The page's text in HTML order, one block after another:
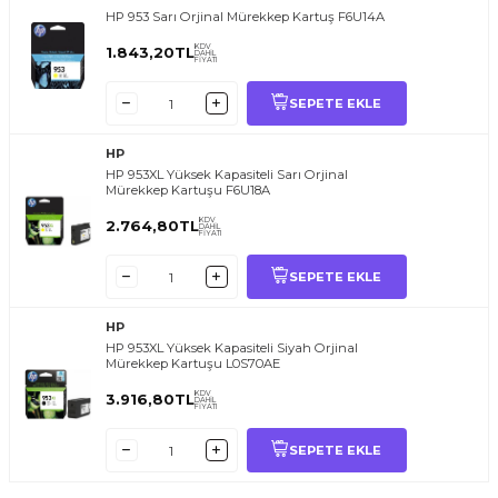
HP 953 Sarı Orjinal Mürekkep Kartuş F6U14A
1.843,20TLKDV
DAHİL
FİYATI
SEPETE EKLE
HP
HP 953XL Yüksek Kapasiteli Sarı Orjinal
Mürekkep Kartuşu F6U18A
2.764,80TLKDV
DAHİL
FİYATI
SEPETE EKLE
HP
HP 953XL Yüksek Kapasiteli Siyah Orjinal
Mürekkep Kartuşu L0S70AE
3.916,80TLKDV
DAHİL
FİYATI
SEPETE EKLE